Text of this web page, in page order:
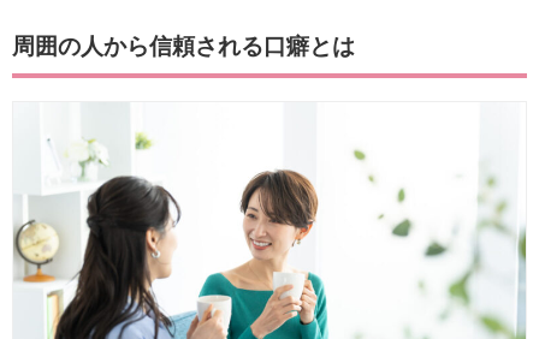
周囲の人から信頼される口癖とは